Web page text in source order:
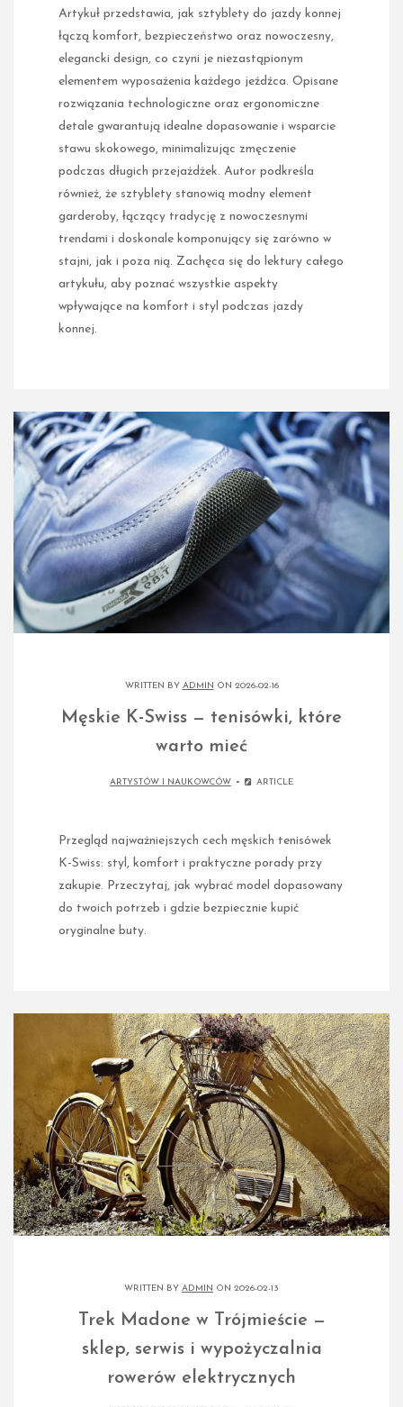
Artykuł przedstawia, jak sztyblety do jazdy konnej
łączą komfort, bezpieczeństwo oraz nowoczesny,
elegancki design, co czyni je niezastąpionym
elementem wyposażenia każdego jeźdźca. Opisane
rozwiązania technologiczne oraz ergonomiczne
detale gwarantują idealne dopasowanie i wsparcie
stawu skokowego, minimalizując zmęczenie
podczas długich przejażdżek. Autor podkreśla
również, że sztyblety stanowią modny element
garderoby, łączący tradycję z nowoczesnymi
trendami i doskonale komponujący się zarówno w
stajni, jak i poza nią. Zachęca się do lektury całego
artykułu, aby poznać wszystkie aspekty
wpływające na komfort i styl podczas jazdy
konnej.
WRITTEN BY ADMIN ON 2026-02-16
Męskie K-Swiss — tenisówki, które
warto mieć
ARTYSTÓW I NAUKOWCÓW ARTICLE
Przegląd najważniejszych cech męskich tenisówek
K-Swiss: styl, komfort i praktyczne porady przy
zakupie. Przeczytaj, jak wybrać model dopasowany
do twoich potrzeb i gdzie bezpiecznie kupić
oryginalne buty.
WRITTEN BY ADMIN ON 2026-02-13
Trek Madone w Trójmieście —
sklep, serwis i wypożyczalnia
rowerów elektrycznych